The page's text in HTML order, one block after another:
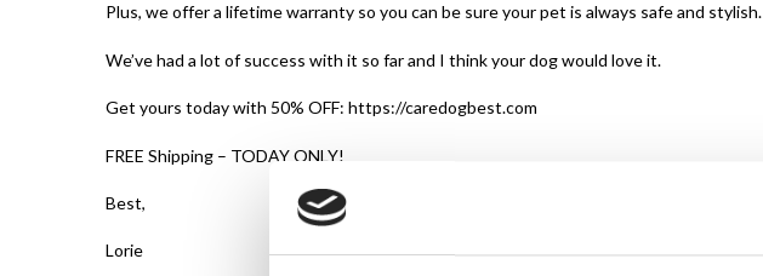
Plus, we offer a lifetime warranty so you can be sure your pet is always safe and stylish.
We’ve had a lot of success with it so far and I think your dog would love it.
Get yours today with 50% OFF: https://caredogbest.com
FREE Shipping – TODAY ONLY!
Best,
Lorie